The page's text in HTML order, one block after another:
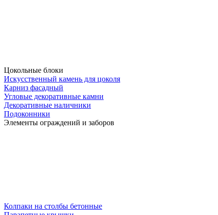
Цокольные блоки
Искусственный камень для цоколя
Карниз фасадный
Угловые декоративные камни
Декоративные наличники
Подоконники
Элементы ограждений и заборов
Колпаки на столбы бетонные